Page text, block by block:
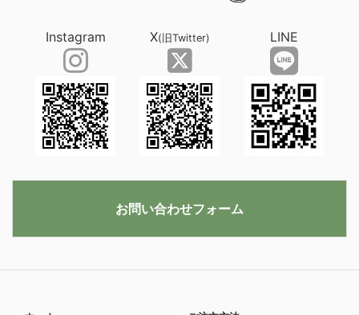
Instagram X(旧Twitter) LINE
お問い合わせフォーム